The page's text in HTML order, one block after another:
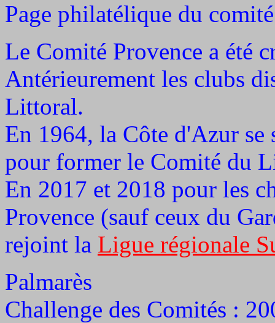
Page philatélique du
Le Comité Provence a été
Antérieurement les clubs
Littoral.
En 1964, la Côte d'Azur se
pour former le Comité du
En 2017 et 2018 pour les
Provence (sauf ceux du
rejoint la Ligue régionale
Palmarès
Challenge des Comités :